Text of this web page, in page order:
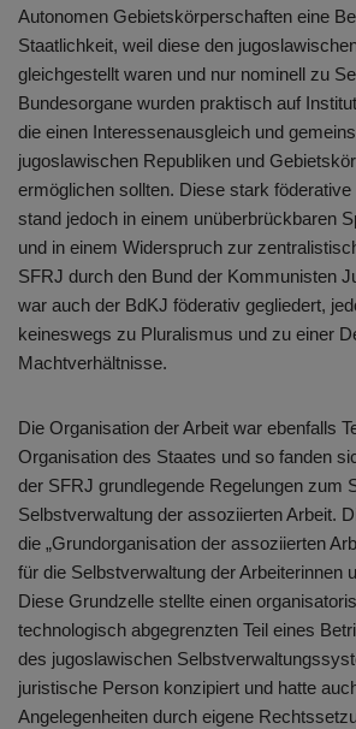
Autonomen Gebietskörperschaften eine
Staatlichkeit, weil diese den
gleichgestellt waren und nur nominell zu
Bundesorgane wurden praktisch auf
die einen Interessenausgleich und
jugoslawischen Republiken und
ermöglichen sollten. Diese stark
stand jedoch in einem unüberbrückbaren
und in einem Widerspruch zur
SFRJ durch den Bund der Kommunisten
war auch der BdKJ föderativ gegliedert,
keineswegs zu Pluralismus und zu einer
Machtverhältnisse.
Die Organisation der Arbeit war ebenfalls
Organisation des Staates und so fanden
der SFRJ grundlegende Regelungen zum
Selbstverwaltung der assoziierten Arbeit.
die „Grundorganisation der assoziierten
für die Selbstverwaltung der Arbeiterinnen
Diese Grundzelle stellte einen
technologisch abgegrenzten Teil eines
des jugoslawischen
juristische Person konzipiert und hatte
Angelegenheiten durch eigene